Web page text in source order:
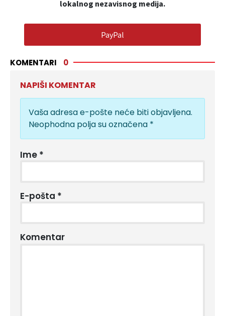
lokalnog nezavisnog medija.
PayPal
KOMENTARI 0
NAPIŠI KOMENTAR
Vaša adresa e-pošte neće biti objavljena.
Neophodna polja su označena *
Ime *
E-pošta *
Komentar